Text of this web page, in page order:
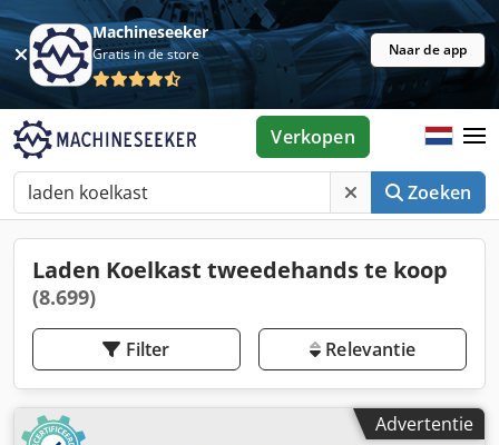
Machineseeker
Gratis in de store Naar de app
Zoeken
Verkopen
Laden Koelkast tweedehands te koop
(8.699)
Filter Relevantie
Advertentie